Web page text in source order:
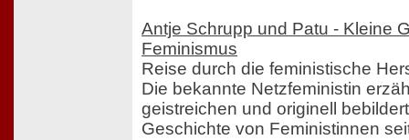
Antje Schrupp und Patu - Kleine
Feminismus
Reise durch die feministische
Die bekannte Netzfeministin
geistreichen und originell
Geschichte von Feministinnen